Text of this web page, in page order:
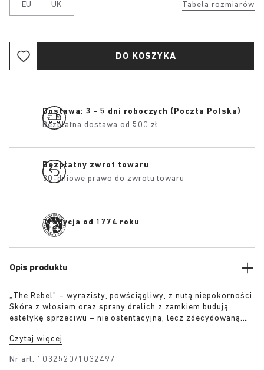
Tabela rozmiarów
EU UK
DO KOSZYKA
Dostawa: 3 - 5 dni roboczych (Poczta Polska)
Bezpłatna dostawa od 500 zł
Bezpłatny zwrot towaru
30-dniowe prawo do zwrotu towaru
Tradycja od 1774 roku
Opis produktu
„The Rebel” – wyrazisty, powściągliwy, z nutą niepokorności.
Skóra z włosiem oraz sprany drelich z zamkiem budują
estetykę sprzeciwu – nie ostentacyjną, lecz zdecydowaną.
poza głównym nurtem. Noszony z przekonaniem, nie dla
Czytaj więcej
Nr art. 1032520/1032497